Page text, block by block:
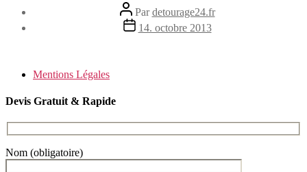
Auteur
de
l’article
Pardetourage24.fr
Date14. octobre 2013
Mentions Légales
Devis Gratuit & Rapide
Nom (obligatoire)